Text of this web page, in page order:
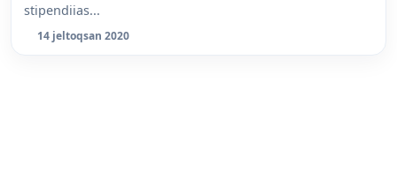
stipendiias...
14 jeltoqsan 2020